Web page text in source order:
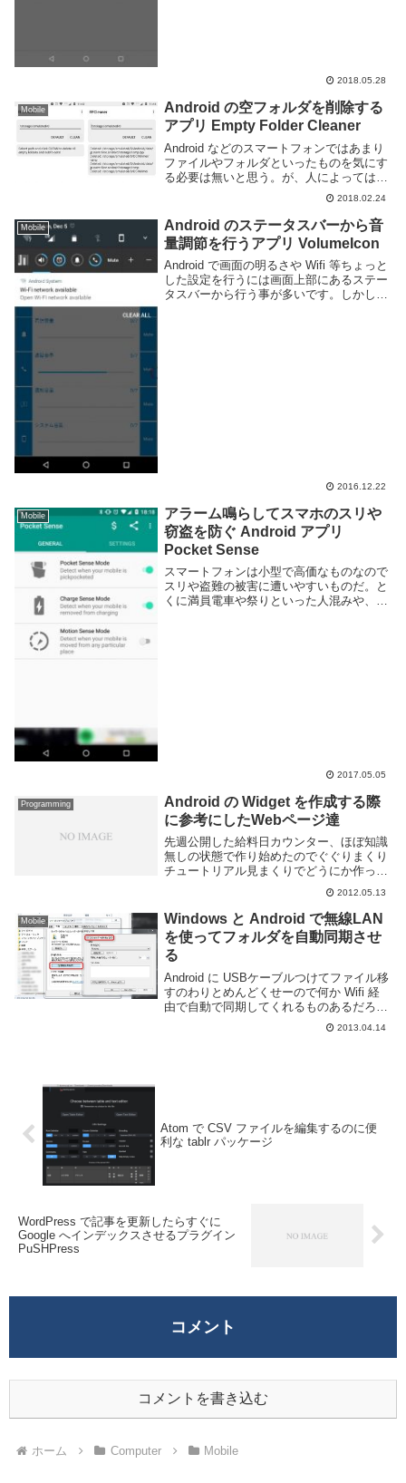
2018.05.28
Mobile
Android の空フォルダを削除する
アプリ Empty Folder Cleaner
Android などのスマートフォンではあまり
ファイルやフォルダといったものを気にす
る必要は無いと思う。が、人によっては
PC とのやり取りを行うなどでファイラー
を利用する機会があるかもしれない。気が
ついたら空フォルダが大量に生成されてい
て...
2018.02.24
Mobile
Android のステータスバーから音
量調節を行うアプリ VolumeIcon
Android で画面の明るさや Wifi 等ちょっと
した設定を行うには画面上部にあるステー
タスバーから行う事が多いです。しかし、
2016.12.22
Mobile
アラーム鳴らしてスマホのスリや
窃盗を防ぐ Android アプリ
Pocket Sense
スマートフォンは小型で高価なものなので
スリや盗難の被害に遭いやすいものだ。と
くに満員電車や祭りといった人混みや、治
2017.05.05
Programming
Android の Widget を作成する際
に参考にしたWebページ達
先週公開した給料日カウンター、ほぼ知識
無しの状態で作り始めたのでぐぐりまくり
チュートリアル見まくりでどうにか作って
ました。なので Android の Widget を作る
際に参考にした Webページを羅列しま
す。ここを全部読めば Widge...
2012.05.13
Mobile
Windows と Android で無線LAN
を使ってフォルダを自動同期させ
る
Android に USBケーブルつけてファイル移
すのわりとめんどくせーので何か Wifi 経
由で自動で同期してくれるものあるだろう
と思って調べたらやっぱりあった。
FolderSync というアプリを使用します。
2013.04.14
Atom で CSV ファイルを編集するのに便
利な tablr パッケージ
WordPress で記事を更新したらすぐに
Google へインデックスさせるプラグイン
PuSHPress
コメント
コメントを書き込む
ホーム Computer Mobile